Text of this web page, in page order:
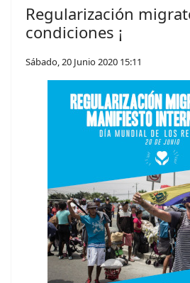
Regularización
condiciones ¡
Sábado, 20 Junio 2020 15:11